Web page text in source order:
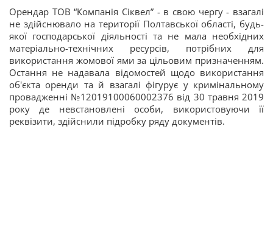
Орендар ТОВ “Компанія Сіквел” - в свою чергу - взагалі
не здійснювало на території Полтавської області, будь-
якої господарської діяльності та не мала необхідних
матеріально-технічних ресурсів, потрібних для
використання жомової ями за цільовим призначенням.
Остання не надавала відомостей щодо використання
об'єкта оренди та й взагалі фігурує у кримінальному
провадженні №12019100060002376 від 30 травня 2019
року де невстановлені особи, використовуючи її
реквізити, здійснили підробку ряду документів.